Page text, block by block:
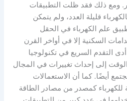
ومع ذلك فقد ظلت التطبيقات
قليلة العدد، ولم يتمكن
علم الكهرباء في الحقل
السكنية إلا في أواخر القرن
التقدم السريع في تكنولوجيا
إلى إحداث تغييرات في المجال
أيضًا. كما أن الاستعمالات
للكهرباء كمصدر من مصادر الطاقة